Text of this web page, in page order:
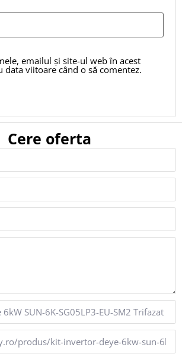
emailul și site-ul web în acest
data viitoare când o să comentez.
Cere oferta